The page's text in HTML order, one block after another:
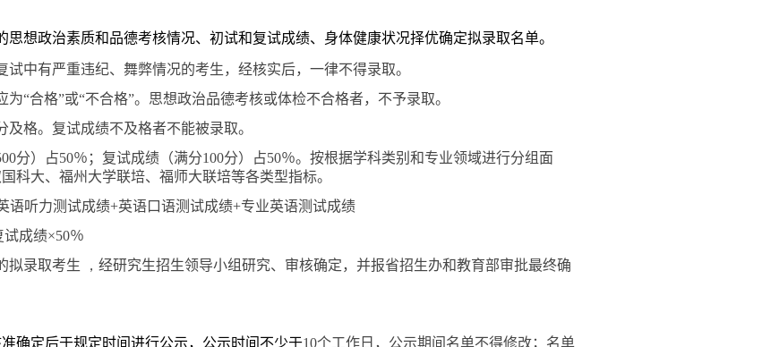
想政治素质和品德考核情况、初试和复试成绩、身体健康状况择优确定拟录取名单。
中有严重违纪、舞弊情况的考生，经核实后，一律不得录取。
“合格”或“不合格”。思想政治品德考核或体检不合格者，不予录取。
及格。复试成绩不及格者不能被录取。
分）占50％；复试成绩（满分100分）占50％。按根据学科类别和专业领域进行分组面
科大、福州大学联培、福师大联培等各类型指标。
语听力测试成绩+英语口语测试成绩+专业英语测试成绩
试成绩×50％
拟录取考生 ， 经研究生招生领导小组研究、审核确定，并报省招生办和教育部审批最终确
确定后于规定时间进行公示，公示时间不少于10个工作日，公示期间名单不得修改；名单